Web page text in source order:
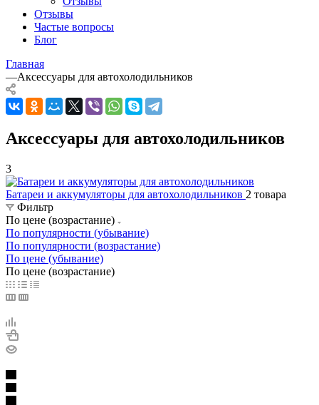
Отзывы
Частые вопросы
Блог
Главная
—Аксессуары для автохолодильников
Аксессуары для автохолодильников
3
Батареи и аккумуляторы для автохолодильников 2 товара
Фильтр
По цене (возрастание)
По популярности (убывание)
По популярности (возрастание)
По цене (убывание)
По цене (возрастание)